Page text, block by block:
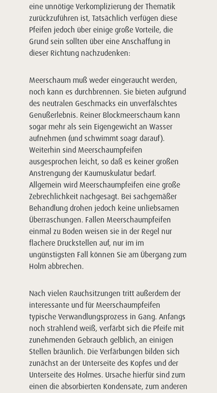
eine unnötige Verkomplizierung der Thematik
zurückzuführen ist, Tatsächlich verfügen diese
Pfeifen jedoch über einige große Vorteile, die
Grund sein sollten über eine Anschaffung in
dieser Richtung nachzudenken:
Meerschaum muß weder eingeraucht werden,
noch kann es durchbrennen. Sie bieten aufgrund
des neutralen Geschmacks ein unverfälschtes
Genußerlebnis. Reiner Blockmeerschaum kann
sogar mehr als sein Eigengewicht an Wasser
aufnehmen (und schwimmt soagr darauf).
Weiterhin sind Meerschaumpfeifen
ausgesprochen leicht, so daß es keiner großen
Anstrengung der Kaumuskulatur bedarf.
Allgemein wird Meerschaumpfeifen eine große
Zebrechlichkeit nachgesagt. Bei sachgemäßer
Behandlung drohen jedoch keine unliebsamen
Überraschungen. Fallen Meerschaumpfeifen
einmal zu Boden weisen sie in der Regel nur
flachere Druckstellen auf, nur im im
ungünstigsten Fall können Sie am Übergang zum
Holm abbrechen.
Nach vielen Rauchsitzungen tritt außerdem der
interessante und für Meerschaumpfeifen
typische Verwandlungsprozess in Gang. Anfangs
noch strahlend weiß, verfärbt sich die Pfeife mit
zunehmenden Gebrauch gelblich, an einigen
Stellen bräunlich. Die Verfärbungen bilden sich
zunächst an der Unterseite des Kopfes und der
Unterseite des Holmes. Ursache hierfür sind zum
einen die absorbierten Kondensate, zum anderen